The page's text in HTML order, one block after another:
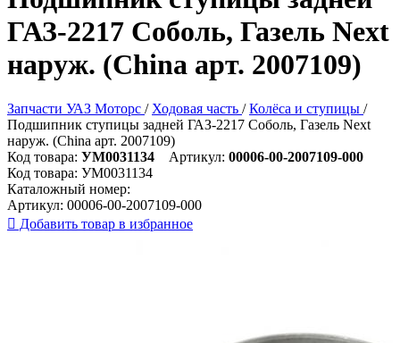
ГАЗ-2217 Соболь, Газель Next
наруж. (China арт. 2007109)
Запчасти УАЗ Моторс / Ходовая часть / Колёса и ступицы /
Подшипник ступицы задней ГАЗ-2217 Соболь, Газель Next
наруж. (China арт. 2007109)
Код товара: УМ0031134 Артикул: 00006-00-2007109-000
Код товара: УМ0031134
Каталожный номер:
Артикул: 00006-00-2007109-000
 Добавить товар в избранное